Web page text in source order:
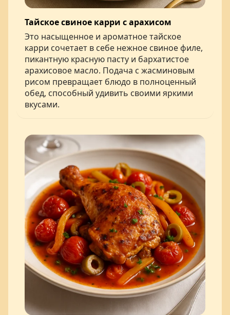
Тайское свиное карри с арахисом
Это насыщенное и ароматное тайское
карри сочетает в себе нежное свиное филе,
пикантную красную пасту и бархатистое
арахисовое масло. Подача с жасминовым
рисом превращает блюдо в полноценный
обед, способный удивить своими яркими
вкусами.